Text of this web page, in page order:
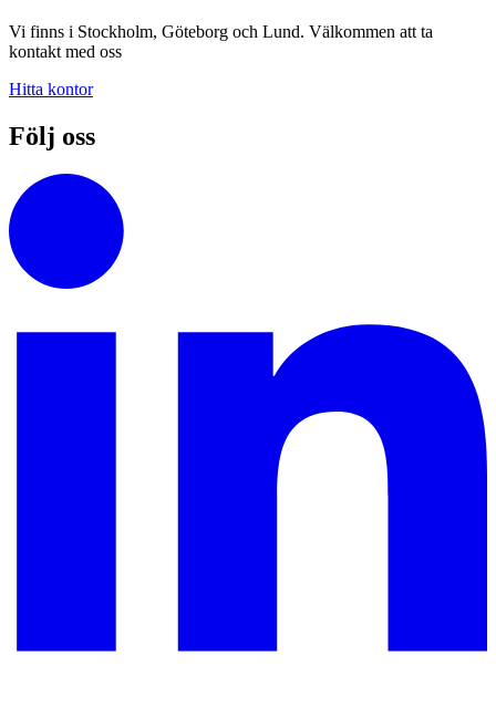
Vi finns i Stockholm, Göteborg och Lund. Välkommen att ta
kontakt med oss
Hitta kontor
Följ oss